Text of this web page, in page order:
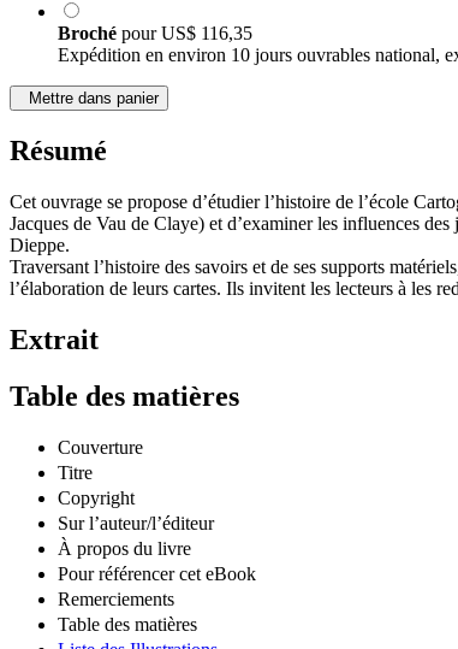
Broché pourUS$ 116,35
Expédition en environ 10 jours ouvrables national,
Mettre dans panier
Résumé
Cet ouvrage se propose d’étudier l’histoire de l’école
Jacques de Vau de Claye) et d’examiner les influences
Dieppe.
Traversant l’histoire des savoirs et de ses supports
l’élaboration de leurs cartes. Ils invitent les lecteurs à les
Extrait
Table des matières
Couverture
Titre
Copyright
Sur l’auteur/l’éditeur
À propos du livre
Pour référencer cet eBook
Remerciements
Table des matières